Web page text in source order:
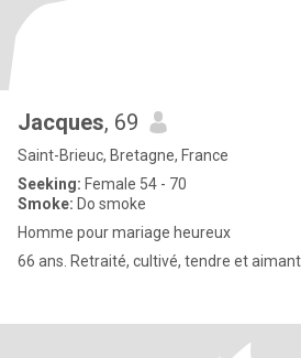
Jacques, 69
Saint-Brieuc, Bretagne, France
Seeking: Female 54 - 70
Smoke: Do smoke
Homme pour mariage heureux
66 ans. Retraité, cultivé, tendre et